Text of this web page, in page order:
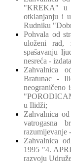
"KREKA" u
otklanjanju i
Rudniku
Pohvala od
uloženi rad,
spašavanju
nesreća -
Zahvalnica
Bratunac -
neograničeno
u Ilidži;
Zahvalnica
vatrogasna
razumijevanje
Zahvalnica
1995 "4.
razvoju